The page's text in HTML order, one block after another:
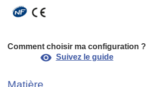
Comment choisir ma configuration ?
visibility Suivez le guide
Matière